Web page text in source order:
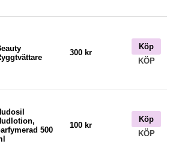
300 kr
Köp
KÖP
500
100 kr
Köp
KÖP